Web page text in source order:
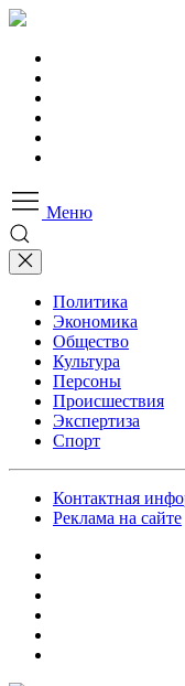
Меню
Политика
Экономика
Общество
Культура
Персоны
Происшествия
Экспертиза
Спорт
Контактная
Реклама на сайте